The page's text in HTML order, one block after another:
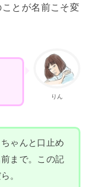
とが名前こそ変
りん
ゃんと口止め
まで。この記
。